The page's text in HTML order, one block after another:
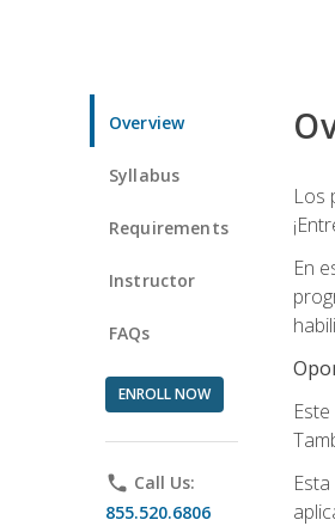
Overview
Syllabus
Requirements
Instructor
FAQs
ENROLL NOW
phone Call Us:
855.520.6806
Los
En